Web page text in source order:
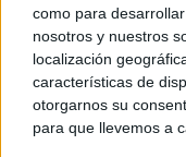
como para
nosotros y nuestros
localización
características de
otorgarnos su
para que llevemos a